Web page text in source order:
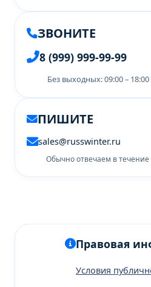
ЗВОНИТЕ
8 (999) 999-99-99
Без выходных: 09:00 –
ПИШИТЕ
sales@russwinter.ru
Обычно отвечаем в течение
Правовая
Условия